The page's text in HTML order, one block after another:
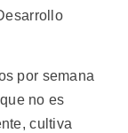
por semana
no es
cultiva